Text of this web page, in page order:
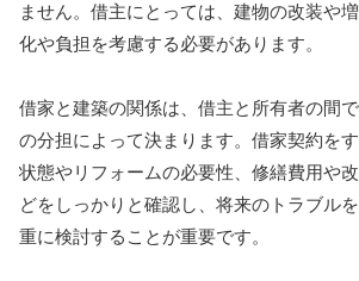
ません。借主にとっては、建物の改装や
化や負担を考慮する必要があります。
借家と建築の関係は、借主と所有者の間
の分担によって決まります。借家契約を
状態やリフォームの必要性、修繕費用や
どをしっかりと確認し、将来のトラブル
重に検討することが重要です。